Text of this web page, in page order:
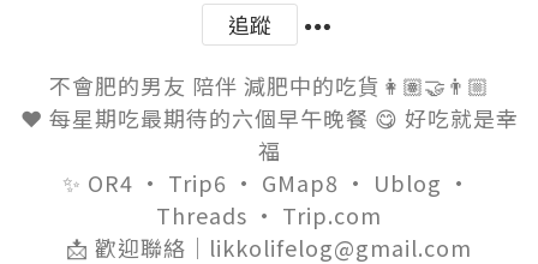
追蹤
不會肥的男友 陪伴 減肥中的吃貨👩🏽‍🤝‍👨🏼
❤️ 每星期吃最期待的六個早午晚餐 😋 好吃就是幸
福
✨ OR4 · Trip6 · GMap8 · Ublog ·
Threads · Trip.com
📩 歡迎聯絡｜likkolifelog@gmail.com